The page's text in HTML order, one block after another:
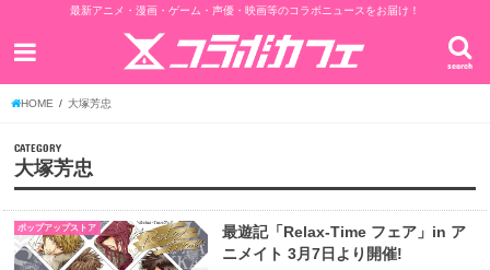
最新アニメ・漫画・ゲーム・声優・映画等のコラボニュースをお届け！
search
HOME 大塚芳忠
CATEGORY
大塚芳忠
ポップアップストア
最遊記「Relax-Time フェア」in ア
ニメイト 3月7日より開催!